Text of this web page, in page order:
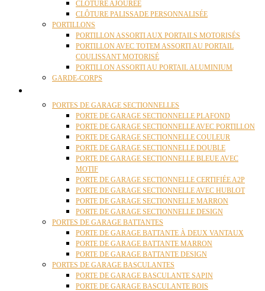
CLÔTURE AJOURÉE
CLÔTURE PALISSADE PERSONNALISÉE
PORTILLONS
PORTILLON ASSORTI AUX PORTAILS MOTORISÉS
PORTILLON AVEC TOTEM ASSORTI AU PORTAIL
COULISSANT MOTORISÉ
PORTILLON ASSORTI AU PORTAIL ALUMINIUM
GARDE-CORPS
PORTES DE GARAGE SECTIONNELLES
PORTE DE GARAGE SECTIONNELLE PLAFOND
PORTE DE GARAGE SECTIONNELLE AVEC PORTILLON
PORTE DE GARAGE SECTIONNELLE COULEUR
PORTE DE GARAGE SECTIONNELLE DOUBLE
PORTE DE GARAGE SECTIONNELLE BLEUE AVEC
MOTIF
PORTE DE GARAGE SECTIONNELLE CERTIFIÉE A2P
PORTE DE GARAGE SECTIONNELLE AVEC HUBLOT
PORTE DE GARAGE SECTIONNELLE MARRON
PORTE DE GARAGE SECTIONNELLE DESIGN
PORTES DE GARAGE BATTANTES
PORTE DE GARAGE BATTANTE À DEUX VANTAUX
PORTE DE GARAGE BATTANTE MARRON
PORTE DE GARAGE BATTANTE DESIGN
PORTES DE GARAGE BASCULANTES
PORTE DE GARAGE BASCULANTE SAPIN
PORTE DE GARAGE BASCULANTE BOIS